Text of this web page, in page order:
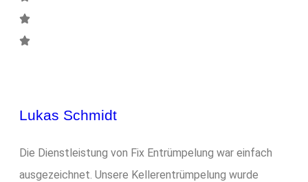
Lukas Schmidt
Die Dienstleistung von Fix Entrümpelung war einfach
ausgezeichnet. Unsere Kellerentrümpelung wurde